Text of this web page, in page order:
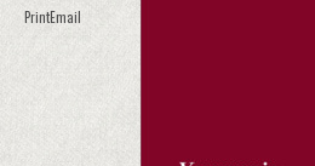
PrintEmail